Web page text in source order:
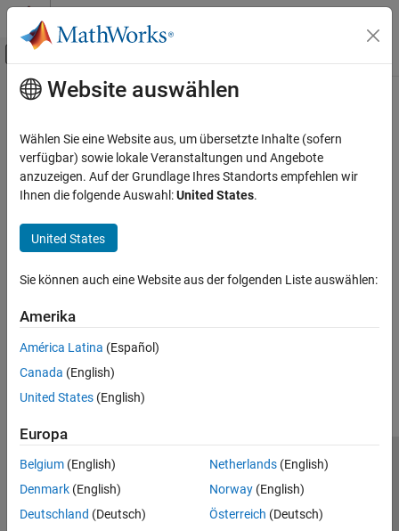
Weiter zum Inhalt
Umschaltung für Off-Canvas-
Startseite der Dokumentation
Hauptinhalt
How useful was this information?
Website auswählen
Wählen Sie eine Website aus, um übersetzte Inhalte (sofern
verfügbar) sowie lokale Veranstaltungen und Angebote
anzuzeigen. Auf der Grundlage Ihres Standorts empfehlen wir
Ihnen die folgende Auswahl:United States.
United States
Sie können auch eine Website aus der folgenden Liste auswählen:
Amerika
América Latina (Español)
Canada (English)
United States (English)
Europa
Belgium (English)
Denmark (English)
Deutschland (Deutsch)
Netherlands(English)
Norway(English)
Österreich (Deutsch)
Trust Center
Datenschutz-Richtlinien
Datendiebstahl verhindern
Status von Anwendungen
© 1994-2026 The MathWorks, Inc.